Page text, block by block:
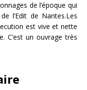
de l’époque qui
l’Edit de Nantes.Les
est vive et nette
C’est un ouvrage très